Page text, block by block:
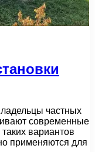
частных
современные
вариантов
применяются для